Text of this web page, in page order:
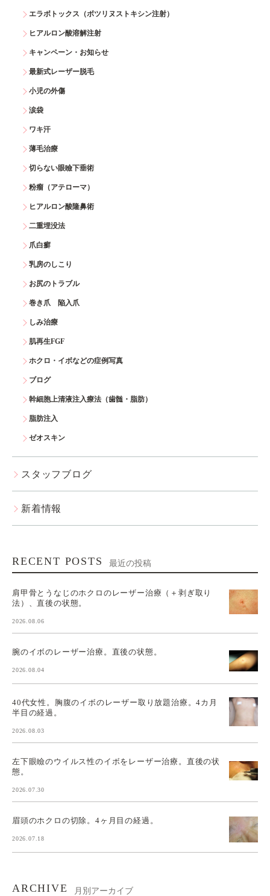
エラボトックス（ボツリヌストキシン注射）
ヒアルロン酸溶解注射
キャンペーン・お知らせ
最新式レーザー脱毛
小児の外傷
涙袋
ワキ汗
薄毛治療
切らない眼瞼下垂術
粉瘤（アテローマ）
ヒアルロン酸隆鼻術
二重埋没法
爪白癬
乳房のしこり
お尻のトラブル
巻き爪 陥入爪
しみ治療
肌再生FGF
ホクロ・イボなどの症例写真
ブログ
幹細胞上清液注入療法（歯髄・脂肪）
脂肪注入
ゼオスキン
スタッフブログ
新着情報
RECENT POSTS 最近の投稿
肩甲骨とうなじのホクロのレーザー治療（＋剥ぎ取り
法）、直後の状態。
2026.08.06
腕のイボのレーザー治療。直後の状態。
2026.08.04
40代女性。胸腹のイボのレーザー取り放題治療。4カ月
半目の経過。
2026.08.03
左下眼瞼のウイルス性のイボをレーザー治療。直後の状
態。
2026.07.30
眉頭のホクロの切除。4ヶ月目の経過。
2026.07.18
ARCHIVE 月別アーカイブ